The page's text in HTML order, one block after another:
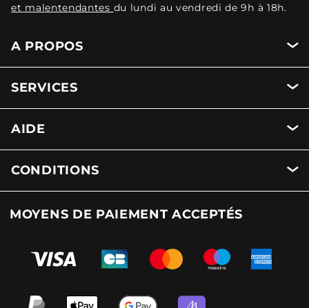
et malentendantes du lundi au vendredi de 9h à 18h.
A PROPOS
SERVICES
AIDE
CONDITIONS
MOYENS DE PAIEMENT ACCEPTÉS